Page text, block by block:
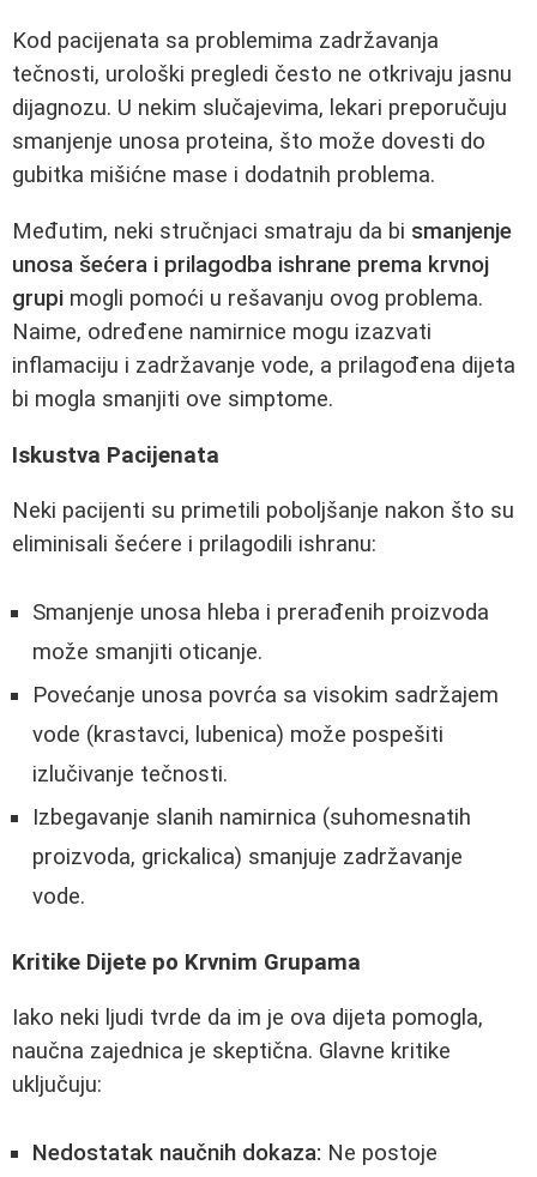
Kod pacijenata sa problemima zadržavanja
tečnosti, urološki pregledi često ne otkrivaju jasnu
dijagnozu. U nekim slučajevima, lekari preporučuju
smanjenje unosa proteina, što može dovesti do
gubitka mišićne mase i dodatnih problema.
Međutim, neki stručnjaci smatraju da bi smanjenje
unosa šećera i prilagodba ishrane prema krvnoj
grupi mogli pomoći u rešavanju ovog problema.
Naime, određene namirnice mogu izazvati
inflamaciju i zadržavanje vode, a prilagođena dijeta
bi mogla smanjiti ove simptome.
Iskustva Pacijenata
Neki pacijenti su primetili poboljšanje nakon što su
eliminisali šećere i prilagodili ishranu:
Smanjenje unosa hleba i prerađenih proizvoda
može smanjiti oticanje.
Povećanje unosa povrća sa visokim sadržajem
vode (krastavci, lubenica) može pospešiti
izlučivanje tečnosti.
Izbegavanje slanih namirnica (suhomesnatih
proizvoda, grickalica) smanjuje zadržavanje
vode.
Kritike Dijete po Krvnim Grupama
Iako neki ljudi tvrde da im je ova dijeta pomogla,
naučna zajednica je skeptična. Glavne kritike
uključuju:
Nedostatak naučnih dokaza: Ne postoje